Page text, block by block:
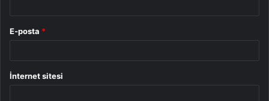
E-posta *
İnternet sitesi